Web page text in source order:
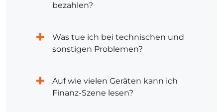
bezahlen?
Was tue ich bei technischen und
sonstigen Problemen?
Auf wie vielen Geräten kann ich
Finanz-Szene lesen?